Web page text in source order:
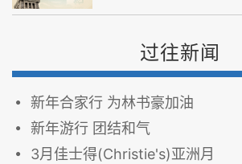
过往新闻
新年合家行 为林书豪加油
新年游行 团结和气
3月佳士得(Christie's)亚洲月